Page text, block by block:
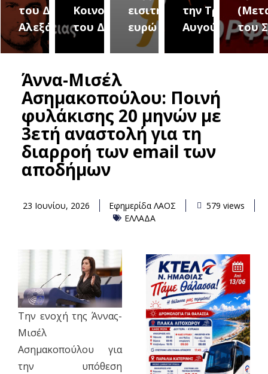
του Δήμου
Αλεξάνδρειας
Κοινοτήτων
του Δήμου
εισιτήριο 2
ευρώ
την Τρίτη 18
Αυγούστουτου
Άννα-Μισέλ
Ασημακοπούλου: Ποινή
φυλάκισης 20 μηνών με
3ετή αναστολή για τη
διαρροή των email των
αποδήμων
23 Ιουνίου, 2026 Εφημερίδα ΛΑΟΣ
579 views
ΕΛΛΑΔΑ
Την ενοχή της Άννας-
Μισέλ
Ασημακοπούλου για
την υπόθεση